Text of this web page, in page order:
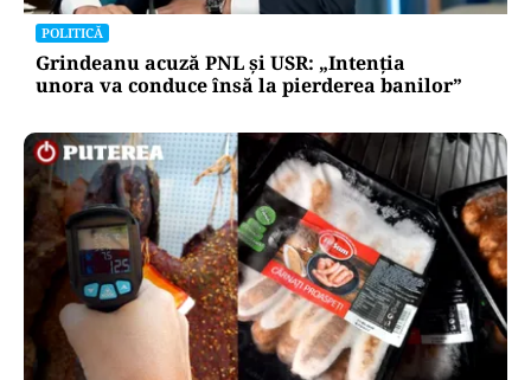
POLITICĂ
Grindeanu acuză PNL și USR: „Intenția
unora va conduce însă la pierderea banilor”